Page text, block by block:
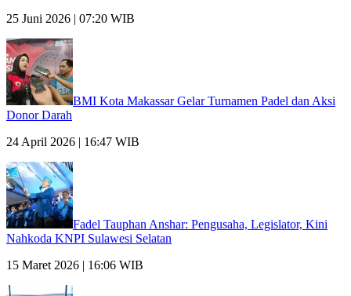
25 Juni 2026 | 07:20 WIB
BMI Kota Makassar Gelar Turnamen Padel dan Aksi
Donor Darah
24 April 2026 | 16:47 WIB
Fadel Tauphan Anshar: Pengusaha, Legislator, Kini
Nahkoda KNPI Sulawesi Selatan
15 Maret 2026 | 16:06 WIB